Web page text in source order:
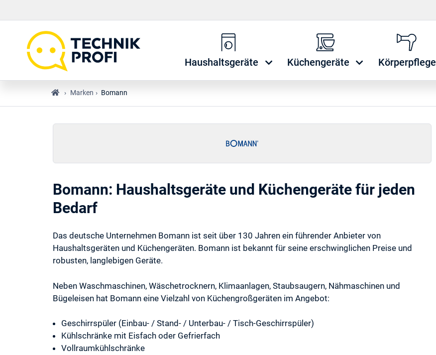
Haushaltsgeräte Küchengeräte Körperpflege
› Marken › Bomann
Bomann: Haushaltsgeräte und Küchengeräte für jeden
Bedarf
Das deutsche Unternehmen Bomann ist seit über 130 Jahren ein führender Anbieter von
Haushaltsgeräten und Küchengeräten. Bomann ist bekannt für seine erschwinglichen Preise und
robusten, langlebigen Geräte.
Neben Waschmaschinen, Wäschetrocknern, Klimaanlagen, Staubsaugern, Nähmaschinen und
Bügeleisen hat Bomann eine Vielzahl von Küchengroßgeräten im Angebot:
Geschirrspüler (Einbau- / Stand- / Unterbau- / Tisch-Geschirrspüler)
Kühlschränke mit Eisfach oder Gefrierfach
Vollraumkühlschränke